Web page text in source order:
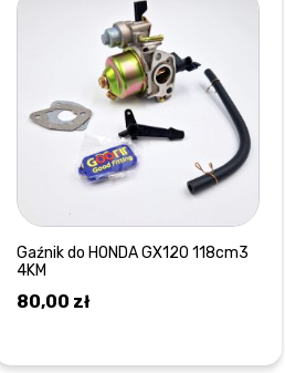
Gaźnik do HONDA GX120 118cm3
4KM
80,00 zł